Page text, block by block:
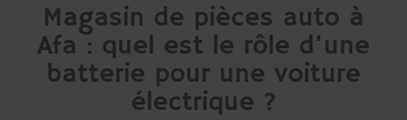
Magasin de pièces auto à
Afa : quel est le rôle d'une
batterie pour une voiture
électrique ?